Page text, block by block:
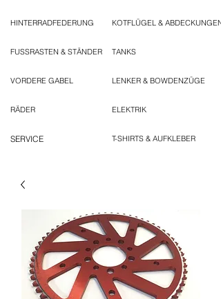
HINTERRADFEDERUNG
FUSSRASTEN & STÄNDER
VORDERE GABEL
RÄDER
SERVICE
KOTFLÜGEL & ABDECKUNGEN
TANKS
LENKER & BOWDENZÜGE
ELEKTRIK
T-SHIRTS & AUFKLEBER